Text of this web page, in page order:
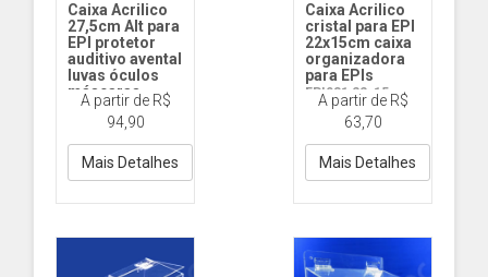
Caixa Acrilico
27,5cm Alt para
EPI protetor
auditivo avental
luvas óculos
máscaras
EPI161 - 27,5cm
A partir de R$
94,90
Mais Detalhes
Caixa Acrilico
cristal para EPI
22x15cm caixa
organizadora
para EPIs
EPI031 22x15cm
INDIV
A partir de R$
63,70
Mais Detalhes